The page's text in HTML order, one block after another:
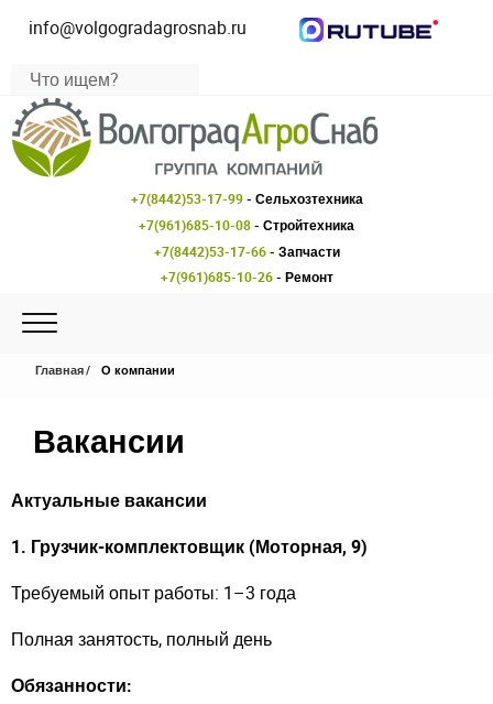
info@volgogradagrosnab.ru
+7(8442)53-17-99- Сельхозтехника
+7(961)685-10-08- Стройтехника
+7(8442)53-17-66- Запчасти
+7(961)685-10-26- Ремонт
Главная О компании
Вакансии
Актуальные вакансии
1. Грузчик-комплектовщик (Моторная, 9)
Требуемый опыт работы: 1–3 года
Полная занятость, полный день
Обязанности: